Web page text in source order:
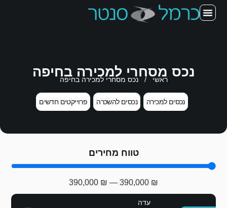
נכס מסחרי למכירה בחיפה
ראשי /נכס מסחרי למכירה בחיפה
נכסים למכירה נכסים להשכרה פרוייקטים חדשים
טווח מחירים
₪
390,000
—
₪
390,000
עדה